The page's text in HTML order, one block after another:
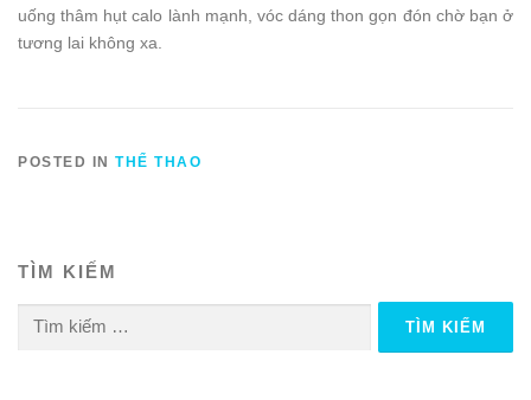
uống thâm hụt calo lành mạnh, vóc dáng thon gọn đón chờ bạn ở
tương lai không xa.
POSTED IN THỂ THAO
TÌM KIẾM
Tìm